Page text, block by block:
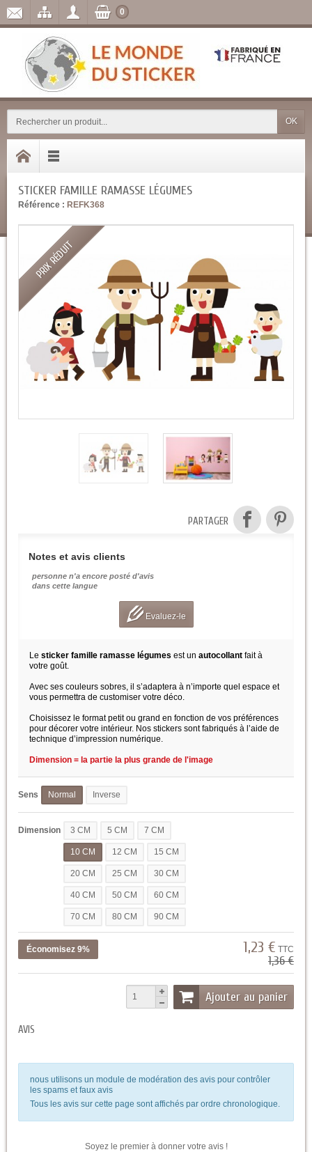
OK
0
STICKER FAMILLE RAMASSE LÉGUMES
Référence : REFK368
PRIX RÉDUIT
PARTAGER
Notes et avis clients
personne n'a encore posté d'avis
dans cette langue
Evaluez-le
Le sticker famille ramasse légumes est un autocollant fait à
votre goût.
Avec ses couleurs sobres, il s’adaptera à n’importe quel espace et
vous permettra de customiser votre déco.
Choisissez le format petit ou grand en fonction de vos préférences
pour décorer votre intérieur. Nos stickers sont fabriqués à l’aide de
technique d’impression numérique.
Dimension = la partie la plus grande de l'image
Sens Normal Inverse
Dimension 3 CM 5 CM 7 CM
10 CM 12 CM 15 CM
20 CM 25 CM 30 CM
40 CM 50 CM 60 CM
70 CM 80 CM 90 CM
Économisez 9% 1,23 € TTC
1,36 €
Ajouter au panier
AVIS
nous utilisons un module de modération des avis pour contrôler
les spams et faux avis
Tous les avis sur cette page sont affichés par ordre chronologique.
Soyez le premier à donner votre avis !